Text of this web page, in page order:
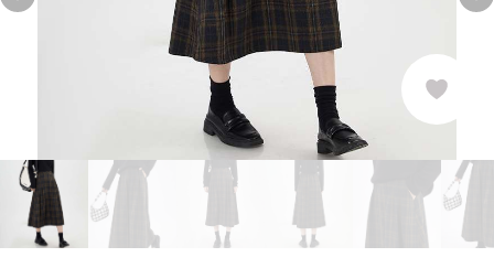
Previous slide